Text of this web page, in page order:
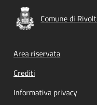
Comune di
Footer menu
Area riservata
Crediti
Informativa privacy